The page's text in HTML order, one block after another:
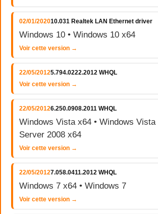
02/01/202010.031 Realtek LAN Ethernet driver
Windows 10 • Windows 10 x64
Voir cette version →
22/05/20125.794.0222.2012 WHQL
Voir cette version →
22/05/20126.250.0908.2011 WHQL
Windows Vista x64 • Windows
Server 2008 x64
Voir cette version →
22/05/20127.058.0411.2012 WHQL
Windows 7 x64 • Windows 7
Voir cette version →